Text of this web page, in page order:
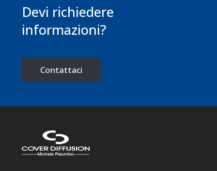
Devi richiedere
informazioni?
Contattaci